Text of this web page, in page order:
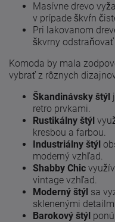
Masívne drevo
v prípade škvŕn
Pri lakovanom
škvrny
Komoda by mala
vybrať z rôznych
Škandinávsky štýl
retro prvkami.
Rustikálny štýl
kresbou a farbou.
Industriálny štýl
moderný vzhľad.
Shabby Chic
vintage vzhľad.
Moderný štýl sa
sklenenými
Barokový štýl